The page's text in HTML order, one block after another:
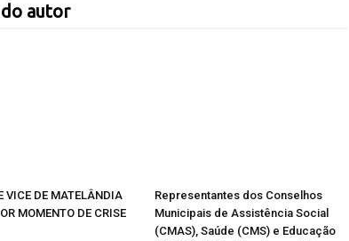
do autor
VICE DE MATELÂNDIA
MOMENTO DE CRISE
Representantes dos Conselhos
Municipais de Assistência Social
(CMAS), Saúde (CMS) e Educação